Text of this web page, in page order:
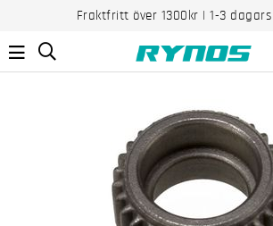
Fraktfritt över 1300kr | 1-3